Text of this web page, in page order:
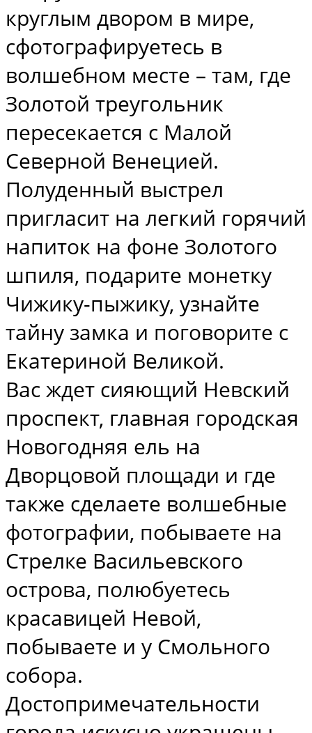
круглым двором в мире,
сфотографируетесь в
волшебном месте – там, где
Золотой треугольник
пересекается с Малой
Северной Венецией.
Полуденный выстрел
пригласит на легкий горячий
напиток на фоне Золотого
шпиля, подарите монетку
Чижику-пыжику, узнайте
тайну замка и поговорите с
Екатериной Великой.
Вас ждет сияющий Невский
проспект, главная городская
Новогодняя ель на
Дворцовой площади и где
также сделаете волшебные
фотографии, побываете на
Стрелке Васильевского
острова, полюбуетесь
красавицей Невой,
побываете и у Смольного
собора.
Достопримечательности